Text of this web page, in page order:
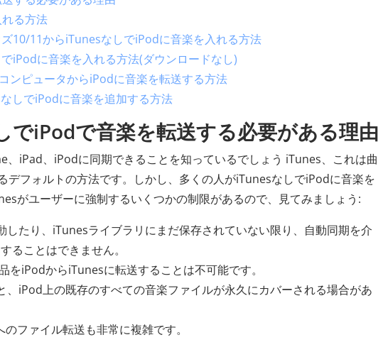
る方法
10/11からiTunesなしでiPodに音楽を入れる方法
iPodに音楽を入れる方法(ダウンロードなし)
ンピュータからiPodに音楽を転送する方法
しでiPodに音楽を追加する方法
でiPodで音楽を転送する必要がある理由
iPad、iPodに同期できることを知っているでしょう iTunes、これは曲
デフォルトの方法です。しかし、多くの人がiTunesなしでiPodに音楽を
がユーザーに強制するいくつかの制限があるので、見てみましょう:
たり、iTunesライブラリにまだ保存されていない限り、自動同期を介
ることはできません。
iPodからiTunesに転送することは不可能です。
iPod上の既存のすべての音楽ファイルが永久にカバーされる場合があ
ファイル転送も非常に複雑です。